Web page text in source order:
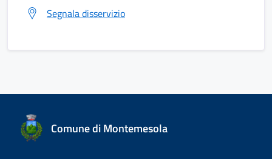
Segnala disservizio
Comune di Montemesola